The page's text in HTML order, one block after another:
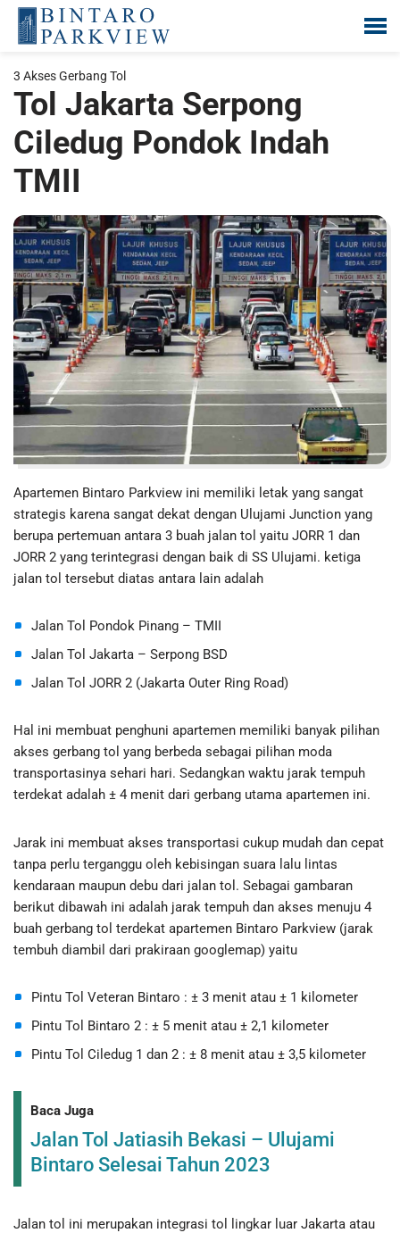
Lompat
ke
konten
3 Akses Gerbang Tol
Tol Jakarta Serpong
Ciledug Pondok Indah
TMII
Apartemen Bintaro Parkview ini memiliki letak yang sangat
strategis karena sangat dekat dengan Ulujami Junction yang
berupa pertemuan antara 3 buah jalan tol yaitu JORR 1 dan
JORR 2 yang terintegrasi dengan baik di SS Ulujami. ketiga
jalan tol tersebut diatas antara lain adalah
Jalan Tol Pondok Pinang – TMII
Jalan Tol Jakarta – Serpong BSD
Jalan Tol JORR 2 (Jakarta Outer Ring Road)
Hal ini membuat penghuni apartemen memiliki banyak pilihan
akses gerbang tol yang berbeda sebagai pilihan moda
transportasinya sehari hari. Sedangkan waktu jarak tempuh
terdekat adalah ± 4 menit dari gerbang utama apartemen ini.
Jarak ini membuat akses transportasi cukup mudah dan cepat
tanpa perlu terganggu oleh kebisingan suara lalu lintas
kendaraan maupun debu dari jalan tol. Sebagai gambaran
berikut dibawah ini adalah jarak tempuh dan akses menuju 4
buah gerbang tol terdekat apartemen Bintaro Parkview (jarak
tembuh diambil dari prakiraan googlemap) yaitu
Pintu Tol Veteran Bintaro : ± 3 menit atau ± 1 kilometer
Pintu Tol Bintaro 2 : ± 5 menit atau ± 2,1 kilometer
Pintu Tol Ciledug 1 dan 2 : ± 8 menit atau ± 3,5 kilometer
Baca Juga
Jalan Tol Jatiasih Bekasi – Ulujami
Bintaro Selesai Tahun 2023
Jalan tol ini merupakan integrasi tol lingkar luar Jakarta atau